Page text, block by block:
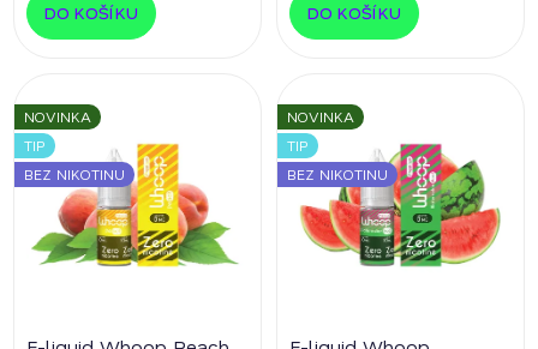
DO KOŠÍKU DO KOŠÍKU
NOVINKA
TIP
BEZ NIKOTINU
NOVINKA
TIP
BEZ NIKOTINU